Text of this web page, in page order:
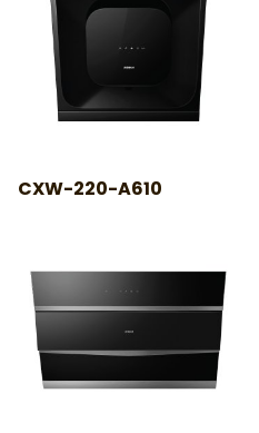
CXW-220-A610